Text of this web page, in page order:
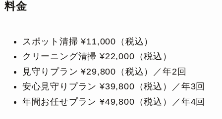
料金
スポット清掃 ¥11,000（税込）
クリーニング清掃 ¥22,000（税込）
見守りプラン ¥29,800（税込）／年2回
安心見守りプラン ¥39,800（税込）／年3回
年間お任せプラン ¥49,800（税込）／年4回